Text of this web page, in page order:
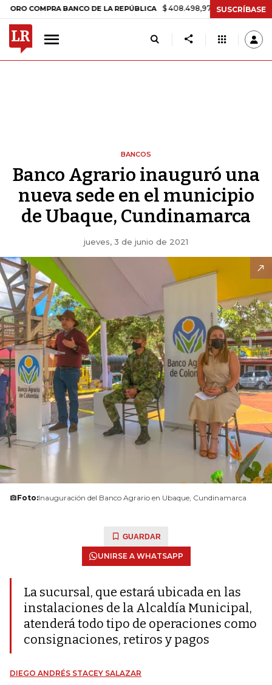
BANCO DE LA REPÚBLICA $ 408.498,97 +$ 8.753,81 +2,19%
SUSCRÍBASE
BANCOS
Banco Agrario inauguró una
nueva sede en el municipio
de Ubaque, Cundinamarca
jueves, 3 de junio de 2021
Foto:Inauguración del Banco Agrario en Ubaque, Cundinamarca
GUARDAR
UNIRSE A WHATSAPP
La sucursal, que estará ubicada en las
instalaciones de la Alcaldía Municipal,
atenderá todo tipo de operaciones como
consignaciones, retiros y pagos
DIEGO ANDRÉS STACEY SALAZAR